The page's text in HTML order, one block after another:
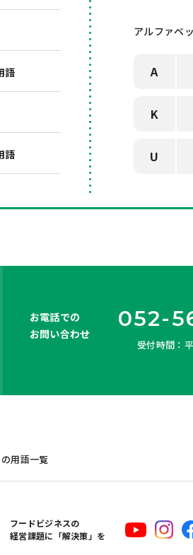
語
語
アルファベ
A
K
U
お電話での
お問い合わせ
052-
受付時間：
の用語一覧
フードビジネスの
経営課題に「解決策」を